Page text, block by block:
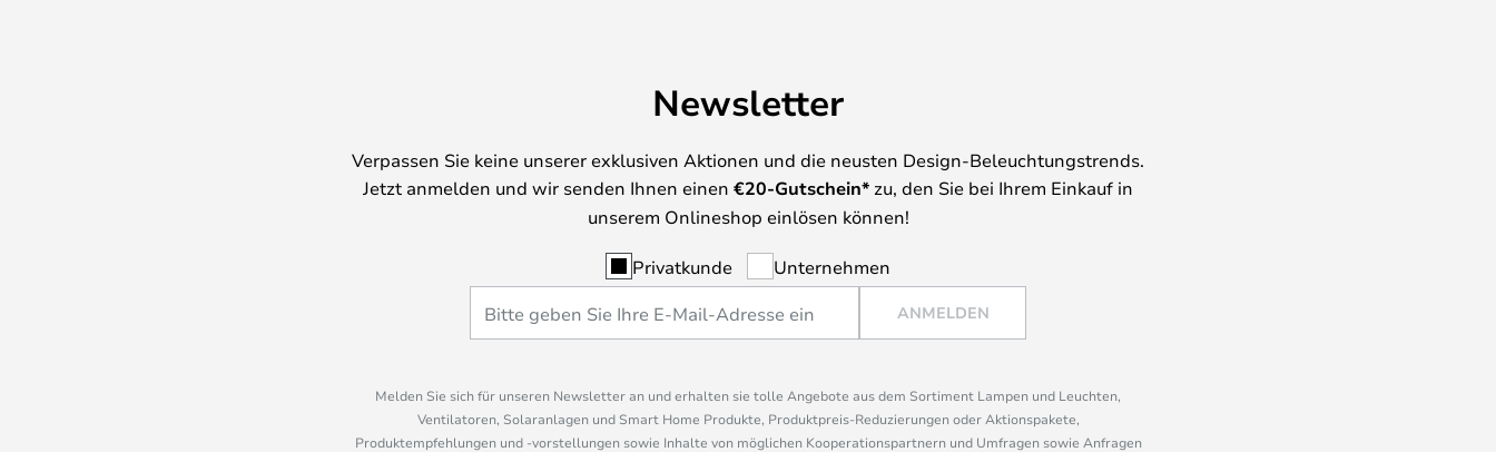
Newsletter
Verpassen Sie keine unserer exklusiven Aktionen und die neusten Design-Beleuchtungstrends.
Jetzt anmelden und wir senden Ihnen einen €20-Gutschein* zu, den Sie bei Ihrem Einkauf in
unserem Onlineshop einlösen können!
Privatkunde Unternehmen
ANMELDEN
Melden Sie sich für unseren Newsletter an und erhalten sie tolle Angebote aus dem Sortiment Lampen und Leuchten,
Ventilatoren, Solaranlagen und Smart Home Produkte, Produktpreis-Reduzierungen oder Aktionspakete,
Produktempfehlungen und -vorstellungen sowie Inhalte von möglichen Kooperationspartnern und Umfragen sowie Anfragen